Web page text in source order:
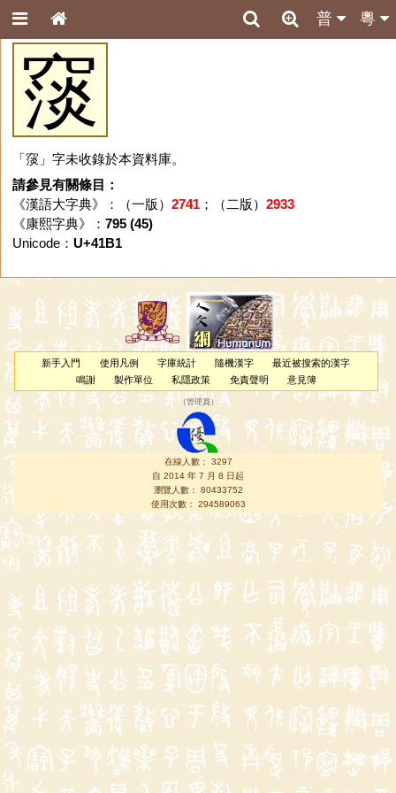
粵
普
䆱
「䆱」字未收錄於本資料庫。
請參見有關條目：
《漢語大字典》：（一版） 2741；（二版） 2933
《康熙字典》： 795 (45)
Unicode： U+41B1
新手入門 使用凡例 字庫統計 隨機漢字
最近被搜索的漢字
鳴謝
製作單位 私隱政策 免責聲明 意見簿
（管理員 ）
在線人數： 3297
自 2014 年 7 月 8 日起
瀏覽人數： 80433752
使用次數： 294589063